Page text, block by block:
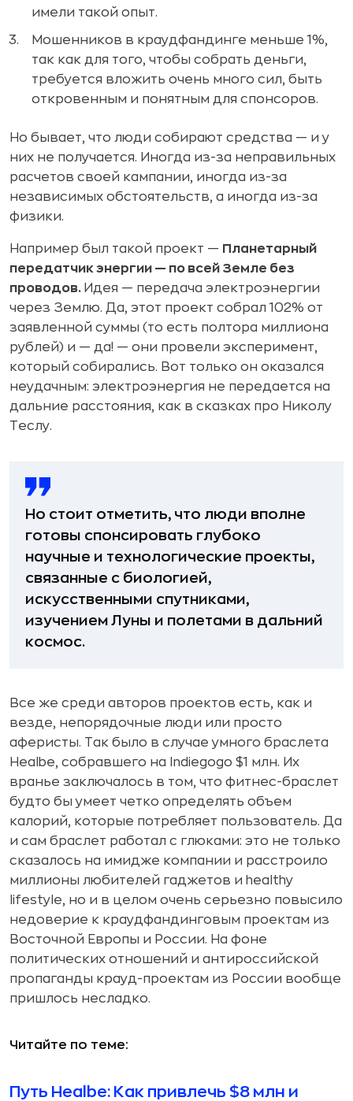
имели такой опыт.
Мошенников в краудфандинге меньше 1%,
так как для того, чтобы собрать деньги,
требуется вложить очень много сил, быть
откровенным и понятным для спонсоров.
Но бывает, что люди собирают средства — и у
них не получается. Иногда из-за неправильных
расчетов своей кампании, иногда из-за
независимых обстоятельств, а иногда из-за
физики.
Например был такой проект — Планетарный
передатчик энергии — по всей Земле без
проводов. Идея — передача электроэнергии
через Землю. Да, этот проект собрал 102% от
заявленной суммы (то есть полтора миллиона
рублей) и — да! — они провели эксперимент,
который собирались. Вот только он оказался
неудачным: электроэнергия не передается на
дальние расстояния, как в сказках про Николу
Теслу.
Но стоит отметить, что люди вполне
готовы спонсировать глубоко
научные и технологические проекты,
связанные с биологией,
искусственными спутниками,
изучением Луны и полетами в дальний
космос.
Все же среди авторов проектов есть, как и
везде, непорядочные люди или просто
аферисты. Так было в случае умного браслета
Healbe, собравшего на Indiegogo $1 млн. Их
вранье заключалось в том, что фитнес-браслет
будто бы умеет четко определять объем
калорий, которые потребляет пользователь. Да
и сам браслет работал с глюками: это не только
сказалось на имидже компании и расстроило
миллионы любителей гаджетов и healthy
lifestyle, но и в целом очень серьезно повысило
недоверие к краудфандинговым проектам из
Восточной Европы и России. На фоне
политических отношений и антироссийской
пропаганды крауд-проектам из России вообще
пришлось несладко.
Читайте по теме:
Путь Healbe: Как привлечь $8 млн и